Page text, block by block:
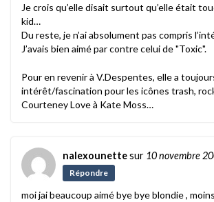
Je crois qu’elle disait surtout qu’elle était
kid…
Du reste, je n’ai absolument pas compris
J’avais bien aimé par contre celui de "Toxic".
Pour en revenir à V.Despentes, elle a
intérêt/fascination pour les icônes trash,
Courteney Love à Kate Moss…
nalexounettesur 10 novembre
Répondre
moi jai beaucoup aimé bye bye blondie ,